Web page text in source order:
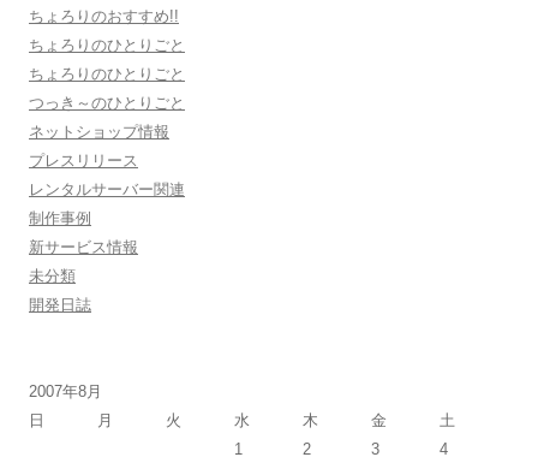
ちょろりのおすすめ!!
ちょろりのひとりごと
ちょろりのひとりごと
つっき～のひとりごと
ネットショップ情報
プレスリリース
レンタルサーバー関連
制作事例
新サービス情報
未分類
開発日誌
2007年8月
日
月 火 水 木 金
土
1
2 3
4